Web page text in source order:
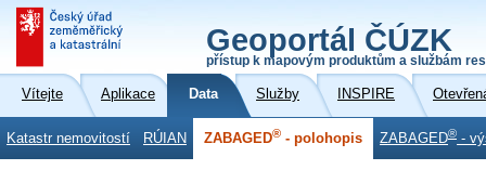
Geoportál ČÚZK
přístup k mapovým produktům a službám
Vítejte Aplikace Data Služby INSPIRE
Katastr nemovitostí RÚIAN ZABAGED® - polohopis ZABAGED® -